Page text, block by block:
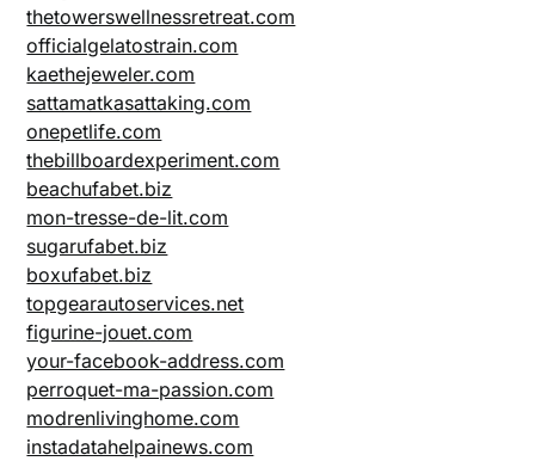
thetowerswellnessretreat.com
officialgelatostrain.com
kaethejeweler.com
sattamatkasattaking.com
onepetlife.com
thebillboardexperiment.com
beachufabet.biz
mon-tresse-de-lit.com
sugarufabet.biz
boxufabet.biz
topgearautoservices.net
figurine-jouet.com
your-facebook-address.com
perroquet-ma-passion.com
modrenlivinghome.com
instadatahelpainews.com